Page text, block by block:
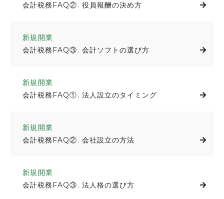
会計税務FAQ②. 役員報酬の決め方
新規開業
会計税務FAQ③. 会計ソフトの選び方
新規開業
会計税務FAQ①. 法人設立のタイミング
新規開業
会計税務FAQ②. 会社設立の方法
新規開業
会計税務FAQ③. 法人格の選び方